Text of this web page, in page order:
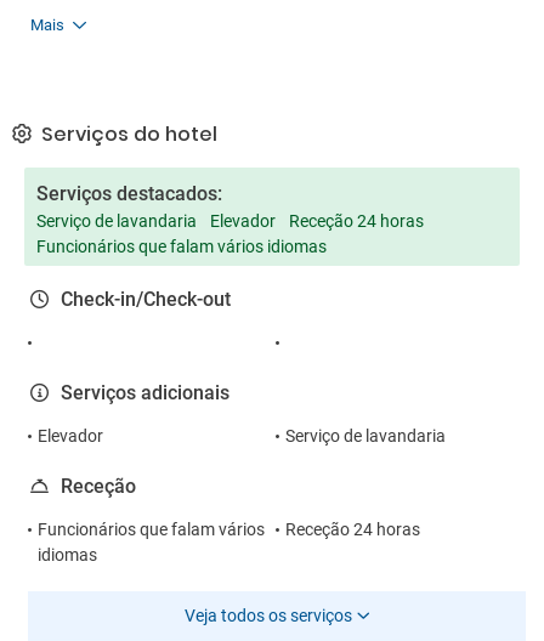
Mais
Serviços do hotel
Serviços destacados:
Serviço de lavandaria Elevador
Receção 24 horas
Funcionários que falam vários idiomas
Check-in/Check-out
Serviços adicionais
Elevador Serviço de lavandaria
Receção
Funcionários que falam vários
idiomas
Receção 24 horas
Veja todos os serviços